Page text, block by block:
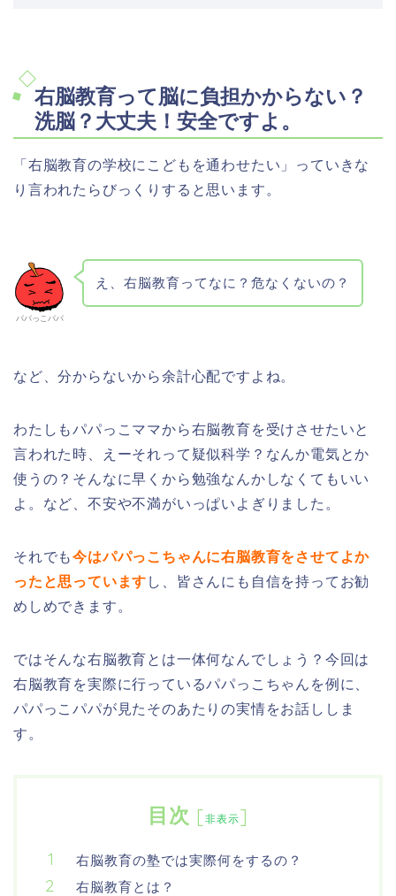
右脳教育って脳に負担かからない？
洗脳？大丈夫！安全ですよ。
「右脳教育の学校にこどもを通わせたい」っていきな
り言われたらびっくりすると思います。
パパっこパパ
え、右脳教育ってなに？危なくないの？
など、分からないから余計心配ですよね。
わたしもパパっこママから右脳教育を受けさせたいと
言われた時、えーそれって疑似科学？なんか電気とか
使うの？そんなに早くから勉強なんかしなくてもいい
よ。など、不安や不満がいっぱいよぎりました。
それでも今はパパっこちゃんに右脳教育をさせてよか
ったと思っています し、皆さんにも自信を持ってお勧
めしめできます。
ではそんな右脳教育とは一体何なんでしょう？今回は
右脳教育を実際に行っているパパっこちゃんを例に、
パパっこパパが見たそのあたりの実情をお話ししま
す。
目次 [非表示]
右脳教育の塾では実際何をするの？
右脳教育とは？